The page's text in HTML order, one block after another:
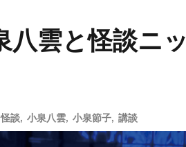
八雲と怪談ニッ
怪談, 小泉八雲, 小泉節子, 講談